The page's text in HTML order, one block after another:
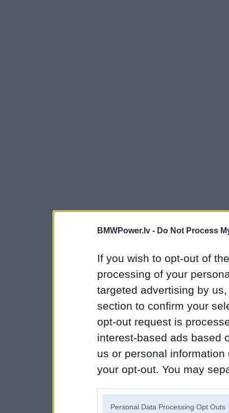
BMWPower.lv - Do Not Process
If you wish to opt-out of
processing of your
targeted advertising by
section to confirm your
opt-out request is
interest-based ads based
us or personal
your opt-out. You may
Personal Data Processing Opt Outs